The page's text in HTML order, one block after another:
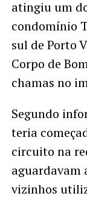
atingiu um
condomínio
sul de Porto
Corpo de
chamas no
Segundo
teria
circuito na
aguardavam
vizinhos